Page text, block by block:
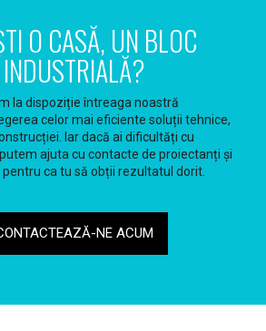
O CASĂ, UN BLOC
la dispoziție întreaga noastră
celor mai eficiente soluții tehnice,
Iar dacă ai dificultăți cu
ajuta cu contacte de proiectanți și
ca tu să obții rezultatul dorit.
NE ACUM